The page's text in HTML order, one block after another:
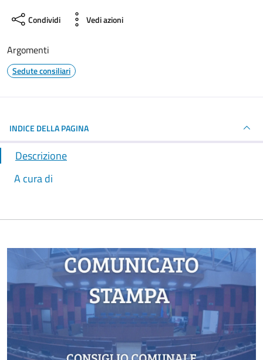
Condividi Vedi azioni
Argomenti
Sedute consiliari
INDICE DELLA PAGINA
Descrizione
A cura di